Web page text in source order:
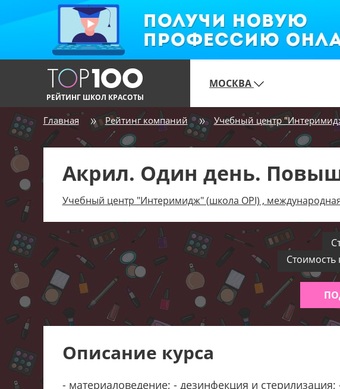
РЕЙТИНГ ШКОЛ КРАСОТЫ
МОСКВА
Главная Рейтинг компаний Учебный центр
Акрил. Один день.
Учебный центр "Интеримидж" (школа OPI) ,
Стоимость
Описание курса
- материаловедение; - дезинфекция и